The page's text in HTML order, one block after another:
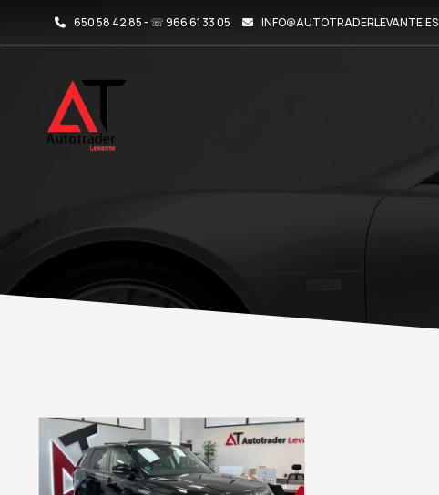
650 58 42 85 - ☏ 966 61 33 05 INFO@AUTOTRADERLEVANTE.ES